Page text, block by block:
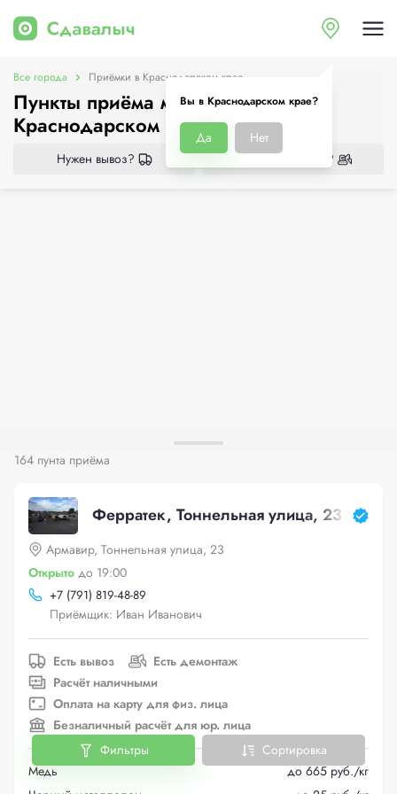
Вы в Краснодарском крае?
Да Нет
Все города Приёмки в Краснодарском крае
Пункты приёма металлолома в
Краснодарском крае
Нужен вывоз? Нужен демонтаж?
164 пунта приёма
Ферратек, Тоннельная улица, 23
Армавир, Тоннельная улица, 23
Открыто до 19:00
+7 (791) 819-48-89
Приёмщик: Иван Иванович
Есть вывоз
Есть демонтаж
Расчёт наличными
Оплата на карту для физ. лица
Безналичный расчёт для юр. лица
Медь
до 665 руб./кг
Фильтры Сортировка